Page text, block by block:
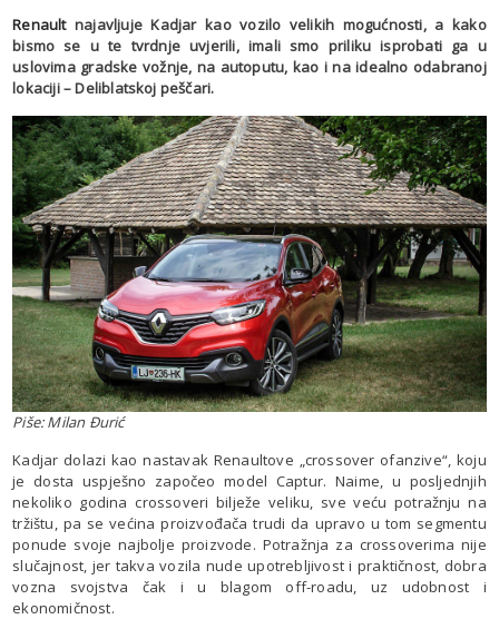
Renaultnajavljuje Kadjar kao vozilo velikih mogućnosti, a kako
bismo se u te tvrdnje uvjerili, imali smo priliku isprobati ga u
uslovima gradske vožnje, na autoputu, kao i na idealno odabranoj
lokaciji – Deliblatskoj peščari.
Piše: Milan Đurić
Kadjar dolazi kao nastavak Renaultove „crossover ofanzive“, koju
je dosta uspješno započeo model Captur. Naime, u posljednjih
nekoliko godina crossoveri bilježe veliku, sve veću potražnju na
tržištu, pa se većina proizvođača trudi da upravo u tom segmentu
ponude svoje najbolje proizvode. Potražnja za crossoverima nije
slučajnost, jer takva vozila nude upotrebljivost i praktičnost, dobra
vozna svojstva čak i u blagom off-roadu, uz udobnost i
ekonomičnost.